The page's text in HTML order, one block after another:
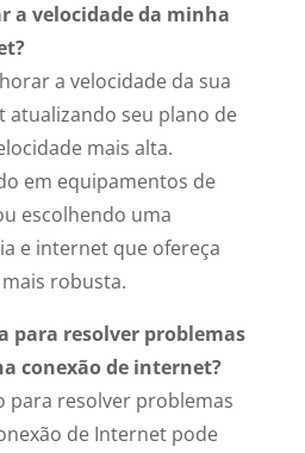
a velocidade da minha
a velocidade da sua
atualizando seu plano de
mais alta.
em equipamentos de
escolhendo uma
e internet que ofereça
robusta.
para resolver problemas
conexão de internet?
para resolver problemas
de Internet pode